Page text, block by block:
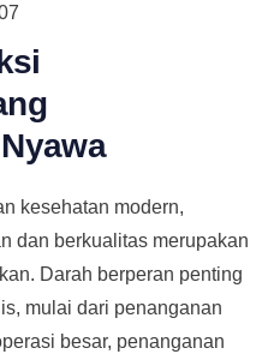
kesehatan modern,
dan berkualitas merupakan
Darah berperan penting
mulai dari penanganan
besar, penanganan